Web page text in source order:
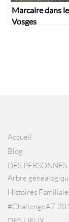
Marcaire dans
Vosges
Accueil
Blog
DES PERSONNES
Arbre
Histoires
#ChallengeAZ